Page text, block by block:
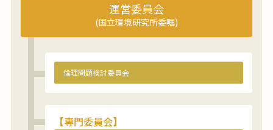
運営委員会
(国立環境研究所委嘱)
倫理問題検討委員会
【専門委員会】